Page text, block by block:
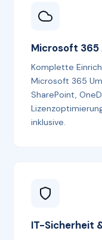
Microsoft
Komplette
Microsoft 365
SharePoint,
inklusive.
IT-Sicherheit